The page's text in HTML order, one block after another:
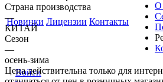
Новинки Лицензии Контакты
О
Войти
Страна производства
—
КИТАЙ
Сезон
—
осень-зима
Цена действительна только для